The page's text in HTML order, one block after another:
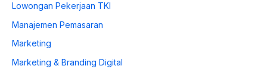
Lowongan Pekerjaan TKI
Manajemen Pemasaran
Marketing
Marketing & Branding Digital